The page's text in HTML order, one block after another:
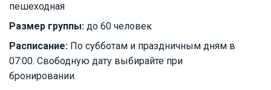
пешеходная
Размер группы: до 60 человек
Расписание: По субботам и праздничным дням в
07:00. Свободную дату выбирайте при
бронировании.